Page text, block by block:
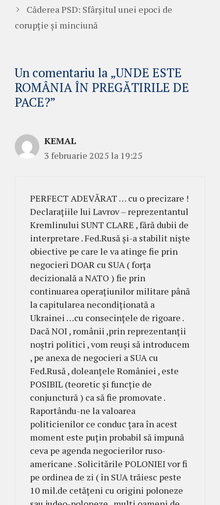
Căderea PSD: Sfârșitul unei epoci de
corupție și minciună
Un comentariu la „UNDE ESTE
ROMÂNIA ÎN PREGĂTIRILE DE
PACE?”
KEMAL
3 februarie 2025 la 19:25
PERFECT ADEVĂRAT … cu o precizare !
Declarațiile lui Lavrov – reprezentantul
Kremlinului SUNT CLARE , fără dubii de
interpretare . Fed.Rusă și-a stabilit niște
obiective pe care le va atinge fie prin
negocieri DOAR cu SUA ( forța
decizională a NATO ) fie prin
continuarea operațiunilor militare până
la capitularea necondiționată a
Ukrainei …cu consecințele de rigoare .
Dacă NOI , românii ,prin reprezentanții
noștri politici , vom reuși să introducem
, pe anexa de negocieri a SUA cu
Fed.Rusă , doleanțele României , este
POSIBIL (teoretic și funcție de
conjunctură ) ca să fie promovate .
Raportându-ne la valoarea
politicienilor ce conduc țara în acest
moment este puțin probabil să impună
ceva pe agenda negocierilor ruso-
americane . Solicitările POLONIEI vor fi
pe ordinea de zi ( în SUA trăiesc peste
10 mil.de cetățeni cu origini poloneze